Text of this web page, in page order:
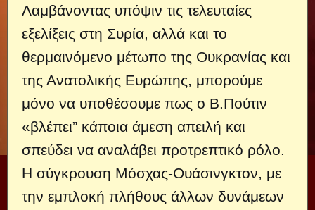
Λαμβάνοντας υπόψιν τις τελευταίες
εξελίξεις στη Συρία, αλλά και το
θερμαινόμενο μέτωπο της Ουκρανίας και
της Ανατολικής Ευρώπης, μπορούμε
μόνο να υποθέσουμε πως ο Β.Πούτιν
«βλέπει” κάποια άμεση απειλή και
σπεύδει να αναλάβει προτρεπτικό ρόλο.
Η σύγκρουση Μόσχας-Ουάσινγκτον, με
την εμπλοκή πλήθους άλλων δυνάμεων